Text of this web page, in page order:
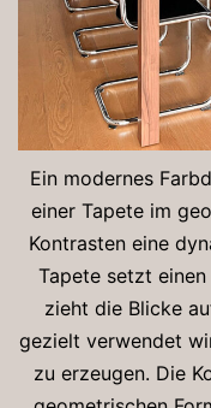
Ein modernes
einer Tapete im
Kontrasten eine
Tapete setzt
zieht die Blicke
gezielt verwendet
zu erzeugen. Die